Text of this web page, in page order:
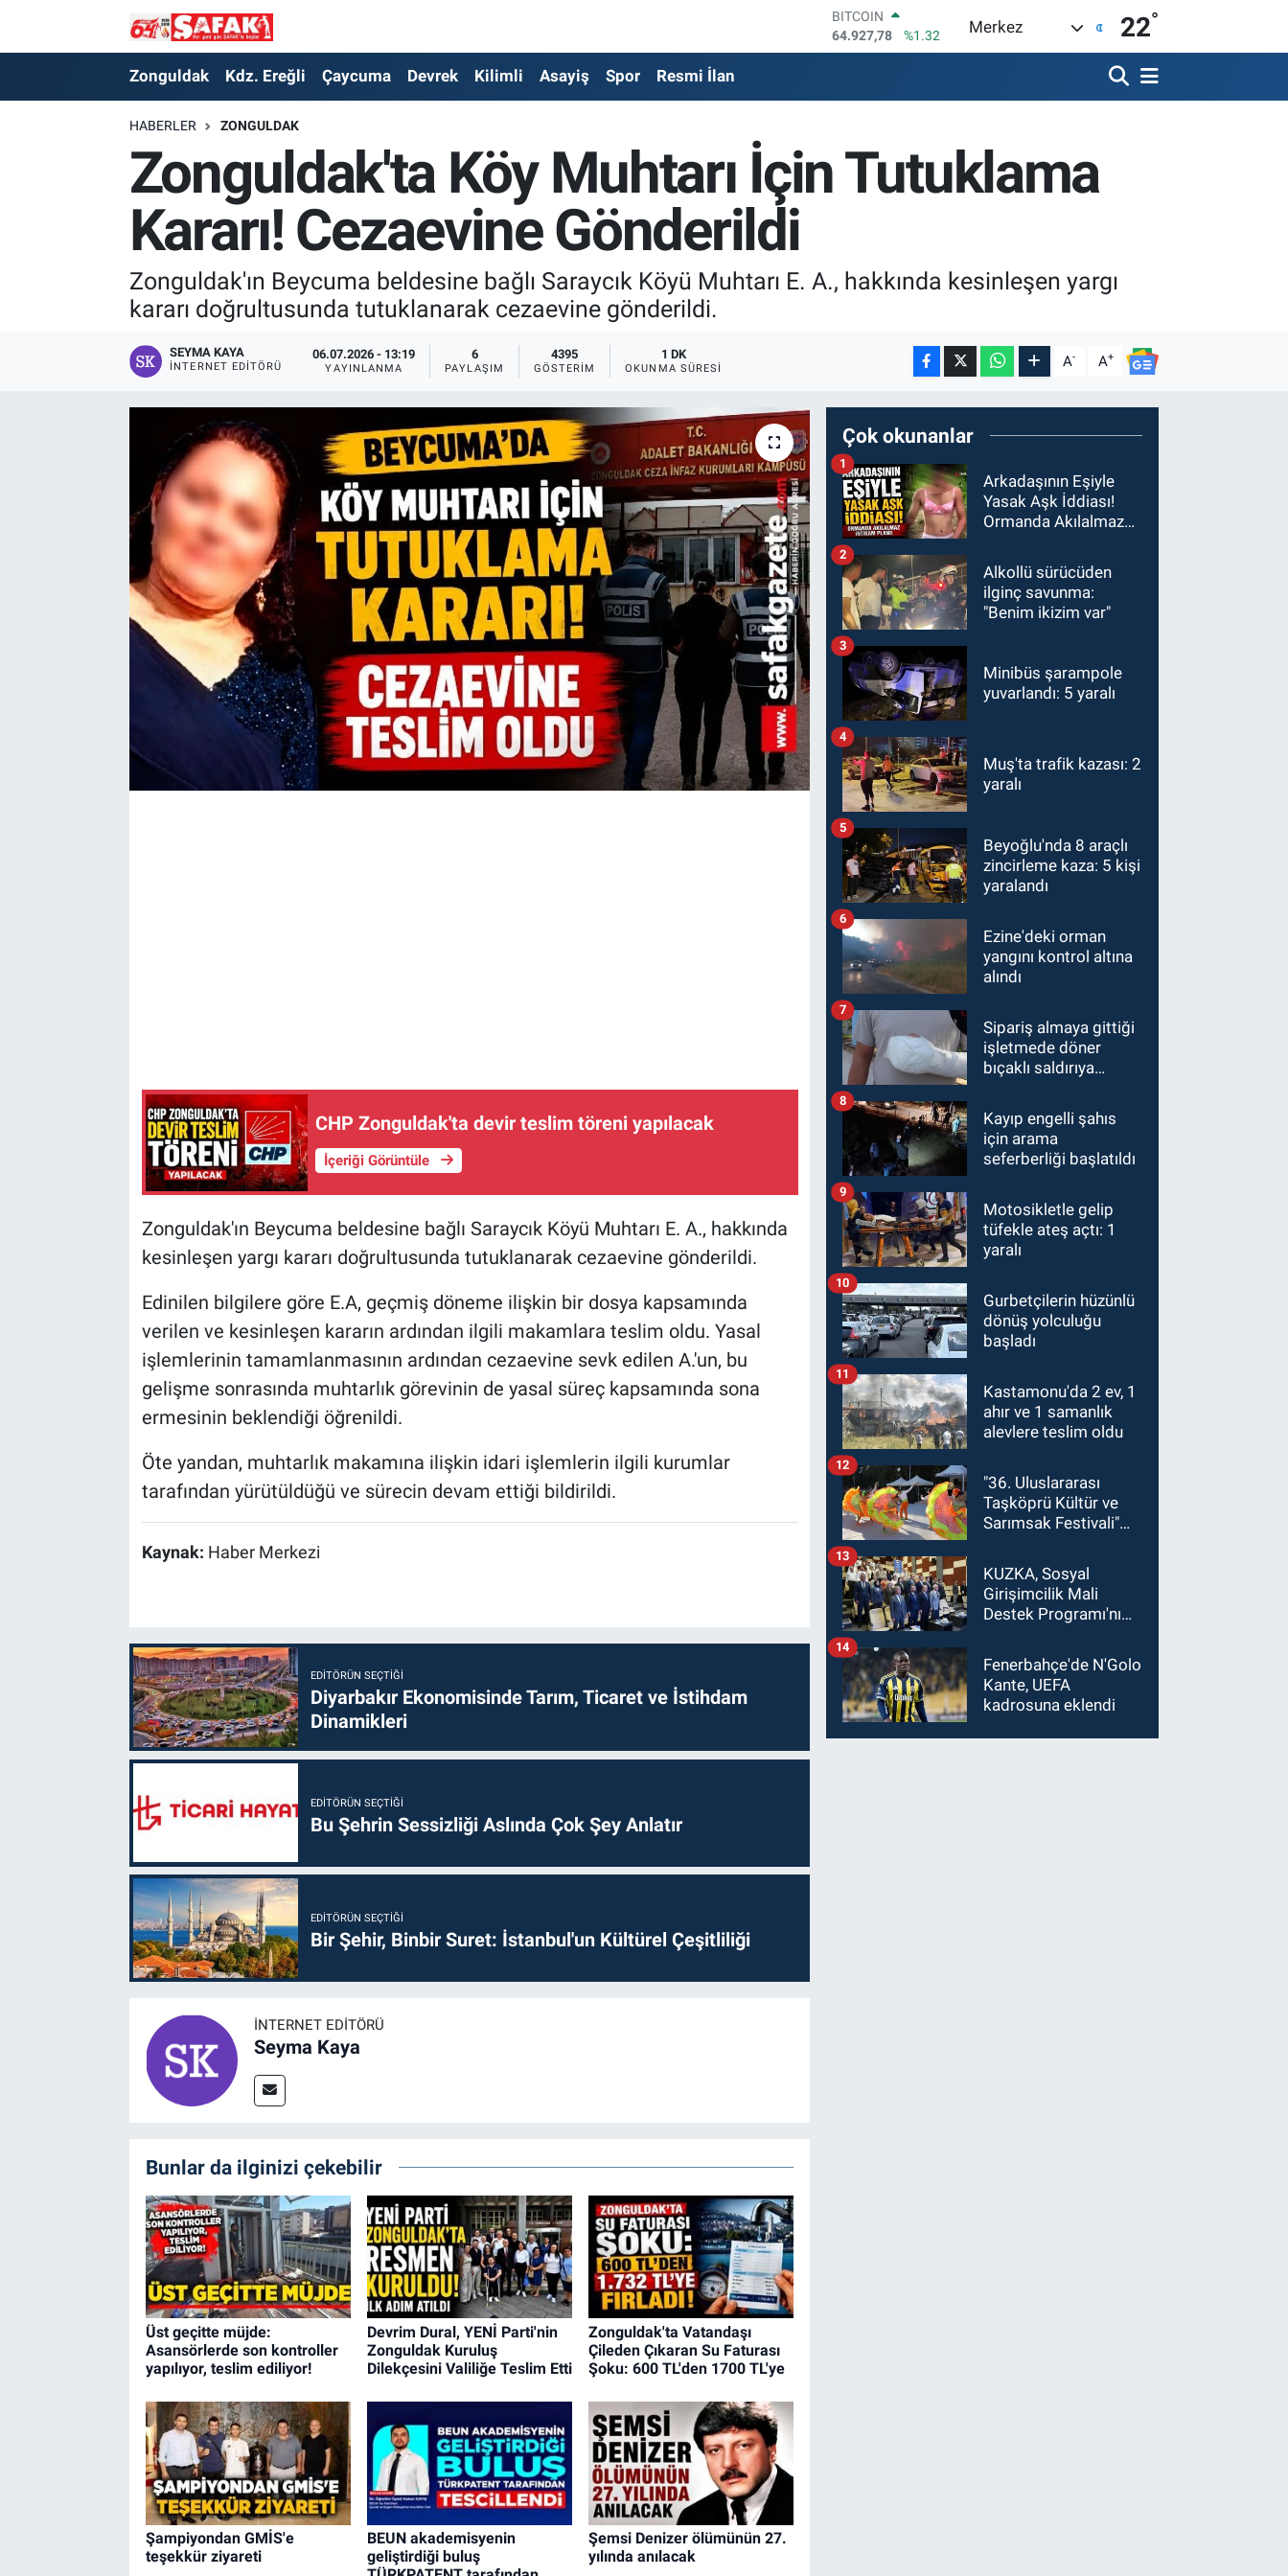
DOLAR
47,5760
%0.1
EURO
6508.83
%4.44
BİST100
13.647
%-30
Merkez 22°
Zonguldak Kdz. Ereğli Çaycuma Devrek Kilimli Asayiş Spor Resmi İlan
HABERLER ZONGULDAK
Zonguldak'ta Köy Muhtarı İçin Tutuklama
Kararı! Cezaevine Gönderildi
Zonguldak'ın Beycuma beldesine bağlı Saraycık Köyü Muhtarı E. A., hakkında kesinleşen yargı
kararı doğrultusunda tutuklanarak cezaevine gönderildi.
SEYMA KAYA
İNTERNET EDITÖRÜ
06.07.2026 - 13:19
YAYINLANMA
6
PAYLAŞIM
4395
GÖSTERIM
1 DK
OKUNMA SÜRESI A- A+
CHP Zonguldak'ta devir teslim töreni yapılacak
İçeriği Görüntüle
Zonguldak'ın Beycuma beldesine bağlı Saraycık Köyü Muhtarı E. A., hakkında
kesinleşen yargı kararı doğrultusunda tutuklanarak cezaevine gönderildi.
Edinilen bilgilere göre E.A, geçmiş döneme ilişkin bir dosya kapsamında
verilen ve kesinleşen kararın ardından ilgili makamlara teslim oldu. Yasal
işlemlerinin tamamlanmasının ardından cezaevine sevk edilen A.'un, bu
gelişme sonrasında muhtarlık görevinin de yasal süreç kapsamında sona
ermesinin beklendiği öğrenildi.
Öte yandan, muhtarlık makamına ilişkin idari işlemlerin ilgili kurumlar
tarafından yürütüldüğü ve sürecin devam ettiği bildirildi.
Kaynak: Haber Merkezi
EDITÖRÜN SEÇTIĞI
Diyarbakır Ekonomisinde Tarım, Ticaret ve İstihdam
Dinamikleri
EDITÖRÜN SEÇTIĞI
Bu Şehrin Sessizliği Aslında Çok Şey Anlatır
EDITÖRÜN SEÇTIĞI
Bir Şehir, Binbir Suret: İstanbul'un Kültürel Çeşitliliği
İNTERNET EDITÖRÜ
Seyma Kaya
Bunlar da ilginizi çekebilir
Üst geçitte müjde:
Asansörlerde son kontroller
yapılıyor, teslim ediliyor!
Devrim Dural, YENİ Parti'nin
Zonguldak Kuruluş
Dilekçesini Valiliğe Teslim Etti
Zonguldak'ta Vatandaşı
Çileden Çıkaran Su Faturası
Şoku: 600 TL'den 1700 TL'ye
Şampiyondan GMİS'e
teşekkür ziyareti
BEUN akademisyenin
geliştirdiği buluş
Şemsi Denizer ölümünün 27.
yılında anılacak
Çok okunanlar
Arkadaşının Eşiyle
Yasak Aşk İddiası!
Ormanda Akılalmaz
1
Alkollü sürücüden
ilginç savunma:
"Benim ikizim var"
2
Minibüs şarampole
yuvarlandı: 5 yaralı
3
Muş'ta trafik kazası: 2
yaralı
4
Beyoğlu'nda 8 araçlı
zincirleme kaza: 5 kişi
yaralandı
5
Ezine'deki orman
yangını kontrol altına
alındı
6
Sipariş almaya gittiği
işletmede döner
bıçaklı saldırıya
7
Kayıp engelli şahıs
için arama
seferberliği başlatıldı
8
Motosikletle gelip
tüfekle ateş açtı: 1
yaralı
9
Gurbetçilerin hüzünlü
dönüş yolculuğu
başladı
10
Kastamonu'da 2 ev, 1
ahır ve 1 samanlık
alevlere teslim oldu
11
"36. Uluslararası
Taşköprü Kültür ve
Sarımsak Festivali"
12
KUZKA, Sosyal
Girişimcilik Mali
Destek Programı'nı
13
Fenerbahçe'de N'Golo
Kante, UEFA
kadrosuna eklendi
14
Zonguldak
Kdz. Ereğli
Zonguldak Nöbetçi Eczaneler
Zonguldak Hava Durumu
Zonguldak Namaz Vakitleri
Zonguldak Trafik Yoğunluk Haritası
Süper Lig Puan Durumu ve Fikstür
Tüm Manşetler
Son Dakika Haberleri